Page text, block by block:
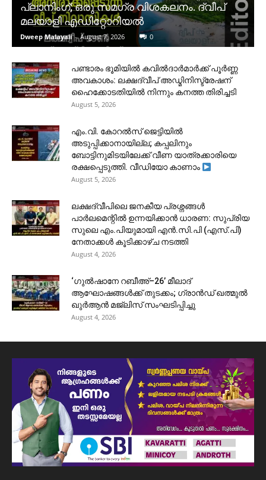
പ്ലാനിംഗ്; ഒരു സമഗ്ര വിശകലനം. ദ്വീപ്
മലയാളി എഡിറ്റോറിയൽ
Dweep Malayali - August 7, 2026 0
പണ്ടാരം ഭൂമിയിൽ കവിൽദാർമാർക്ക് പൂർണ്ണ
അവകാശം: ലക്ഷദ്വീപ് അഡ്മിനിസ്ട്രേഷന്
ഹൈക്കോടതിയിൽ നിന്നും കനത്ത തിരിച്ചടി
August 5, 2026
​എം.വി. കോറൽസ് ജെട്ടിയിൽ
അടുപ്പിക്കാനായില്ല; കപ്പലിനും
ബോട്ടിനുമിടയിലേക്ക് വീണ യാത്രക്കാരിയെ
രക്ഷപ്പെടുത്തി. വീഡിയോ കാണാം
August 5, 2026
ലക്ഷദ്വീപിലെ ജനകീയ പ്രശ്നങ്ങൾ
പാർലമെന്റിൽ ഉന്നയിക്കാൻ ധാരണ: സുപ്രിയ
സുലെ എം.പിയുമായി എൻ.സി.പി (എസ്.പി)
നേതാക്കൾ കൂടിക്കാഴ്ച നടത്തി
August 4, 2026
‘ഗുൽഷാനേ റബീഅ്–26’ മീലാദ്
ആഘോഷങ്ങൾക്ക് തുടക്കം; ഗ്രാൻഡ് ഖത്മുൽ
ഖുർആൻ മജ്‌ലിസ് സംഘടിപ്പിച്ചു
August 4, 2026